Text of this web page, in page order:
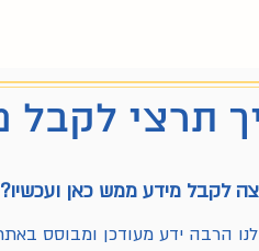
תרצי לקבל
לקבל מידע ממש כאן ועכשיו?
הרבה ידע מעודכן ומבוסס